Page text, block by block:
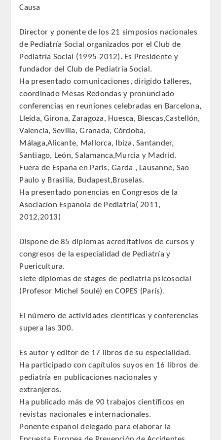
Correspondientes
Correspondientes Extranjeros
ACTIVIDADES
Videoteca
PUBLICACIONES
DICCIONARIO ODONTOLÓGICO
APERTURA DE CURSO
MONOGRAFÍAS
CONVENIOS
Comunicación
Noticias
Notas de prensa
Causa
Director y ponente de los 21 simposios nacionales
de Pediatría Social organizados por el Club de
Pediatría Social (1995-2012). Es Presidente y
fundador del Club de Pediatría Social.
Ha presentado comunicaciones, dirigido talleres,
coordinado Mesas Redondas y pronunciado
conferencias en reuniones celebradas en Barcelona,
Lleida, Girona, Zaragoza, Huesca, Biescas,Castellón,
Valencia, Sevilla, Granada, Córdoba,
Málaga,Alicante, Mallorca, Ibiza, Santander,
Santiago, León, Salamanca,Murcia y Madrid.
Fuera de España en Paris, Garda , Lausanne, Sao
Paulo y Brasilia, Budapest,Bruselas.
Ha presentado ponencias en Congresos de la
Asociacíon Española de Pediatria( 2011,
2012,2013)
Dispone de 85 diplomas acreditativos de cursos y
congresos de la especialidad de Pediatría y
Puericultura.
siete diplomas de stages de pediatría psicosocial
(Profesor Michel Soulé) en COPES (París).
El número de actividades científicas y conferencias
supera las 300.
Es autor y editor de 17 libros de su especialidad.
Ha participado con capítulos suyos en 16 libros de
pediatría en publicaciones nacionales y
extranjeros.
Ha publicado más de 90 trabajos científicos en
revistas nacionales e internacionales.
Ponente español delegado para elaborar la